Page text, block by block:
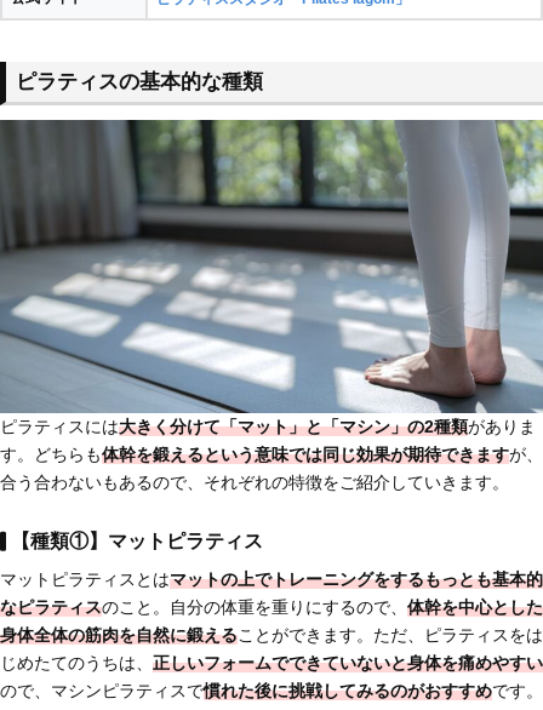
ピラティスの基本的な種類
ピラティスには大きく分けて「マット」と「マシン」の2種類がありま
す。どちらも体幹を鍛えるという意味では同じ効果が期待できますが、
合う合わないもあるので、それぞれの特徴をご紹介していきます。
【種類①】マットピラティス
マットピラティスとはマットの上でトレーニングをするもっとも基本的
なピラティスのこと。自分の体重を重りにするので、 体幹を中心とした
身体全体の筋肉を自然に鍛えることができます。ただ、ピラティスをは
じめたてのうちは、 正しいフォームでできていないと身体を痛めやすい
ので、マシンピラティスで慣れた後に挑戦してみるのがおすすめです。